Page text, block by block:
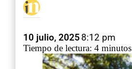
10 julio, 2025 8:12 pm
Tiempo de lectura: 4 minutos